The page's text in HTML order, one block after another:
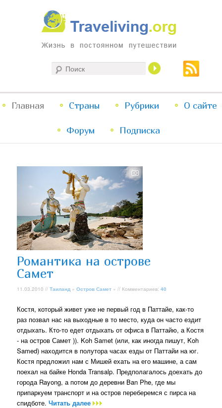
Traveliving
Жизнь в постоянном путешествии
меню
Перейти
к
содержимому
Перейти
к
содержимому
Главная Страны Рубрики О сайте
Форум Подписка
Романтика на острове
Самет
11.03.2010 //Таиланд »Остров Самет » // Комментариев:40
Костя, который живет уже не первый год в Паттайе, как-то
раз позвал нас на выходные в то место, куда он часто ездит
отдыхать. Кто-то едет отдыхать от офиса в Паттайю, а Костя
- на остров Самет )). Koh Samet (или, как иногда пишут, Koh
Samed) находится в полутора часах езды от Паттайи на юг.
Костя предложил нам с Мишей ехать на его машине, а сам
поехал на байке Honda Transalp. Предполагалось доехать до
города Rayong, а потом до деревни Ban Phe, где мы
припаркуем транспорт и на остров переберемся с пирса на
спидботе.Читать далее